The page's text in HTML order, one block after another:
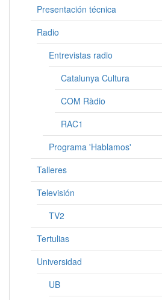
Presentación técnica
Radio
Entrevistas radio
Catalunya Cultura
COM Ràdio
RAC1
Programa 'Hablamos'
Talleres
Televisión
TV2
Tertulias
Universidad
UB